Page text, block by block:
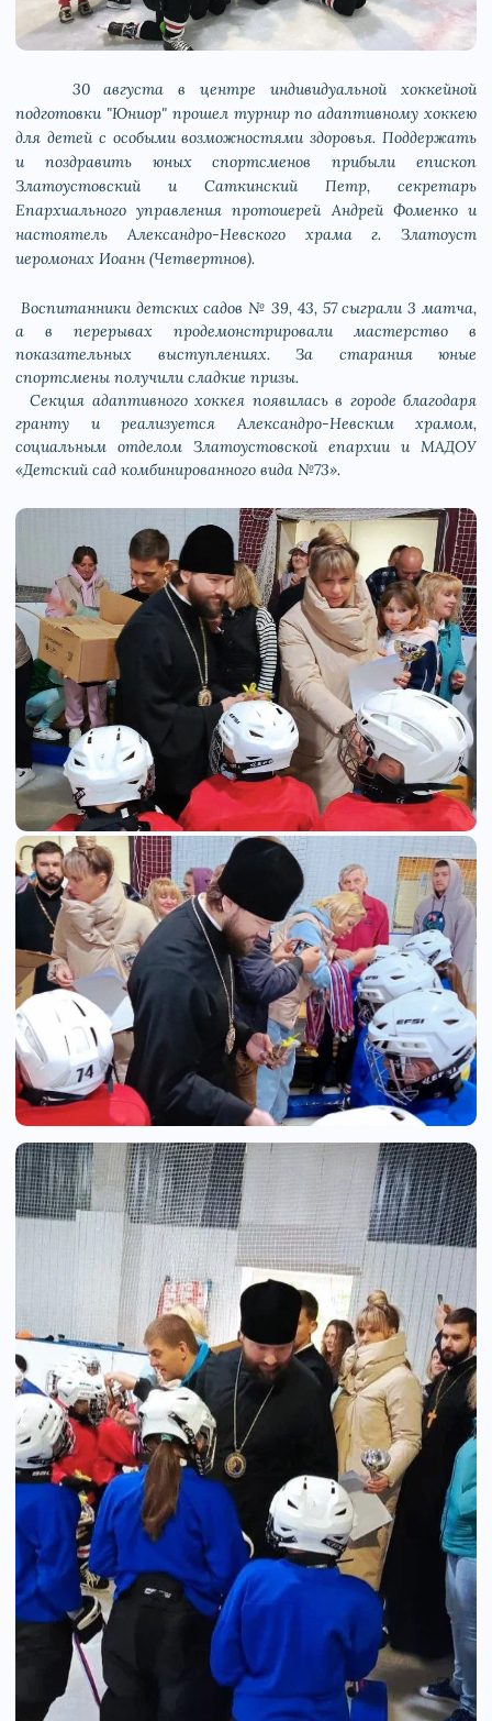
30 августа в центре индивидуальной хоккейной
подготовки "Юниор" прошел турнир по адаптивному хоккею
для детей с особыми возможностями здоровья. Поддержать
и поздравить юных спортсменов прибыли епископ
Златоустовский и Саткинский Петр, секретарь
Епархиального управления протоиерей Андрей Фоменко и
настоятель Александро-Невского храма г. Златоуст
иеромонах Иоанн (Четвертнов).
Воспитанники детских садов № 39, 43, 57 сыграли 3 матча,
а в перерывах продемонстрировали мастерство в
показательных выступлениях. За старания юные
спортсмены получили сладкие призы.
Секция адаптивного хоккея появилась в городе благодаря
гранту и реализуется Александро-Невским храмом,
социальным отделом Златоустовской епархии и МАДОУ
«Детский сад комбинированного вида №73».